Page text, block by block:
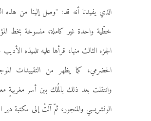
الذي يفيدنا أنه قد: “وصل إلينا من هذه
خطّية واحدة غير كاملة، منسوخة بخط
الجزء الثالث منها، قرأها عليه تلميذه
الحضرمي، كما يظهر من التقييدات
وانتقلت بعد ذلك بالمُلك بين أسر مغربيةٍ
الونشريسي والمنجور، ثمّ آلتْ إلى مكتبة دير